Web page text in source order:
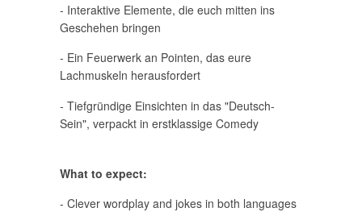
- Interaktive Elemente, die euch mitten ins
Geschehen bringen
- Ein Feuerwerk an Pointen, das eure
Lachmuskeln herausfordert
- Tiefgründige Einsichten in das "Deutsch-
Sein", verpackt in erstklassige Comedy
What to expect:
- Clever wordplay and jokes in both languages